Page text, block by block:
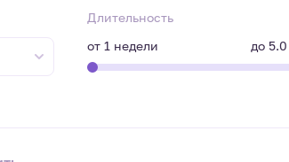
Длительность
от1 недели до 5.0